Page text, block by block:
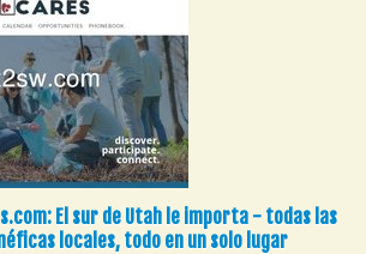
El sur de Utah le importa - todas las
locales, todo en un solo lugar